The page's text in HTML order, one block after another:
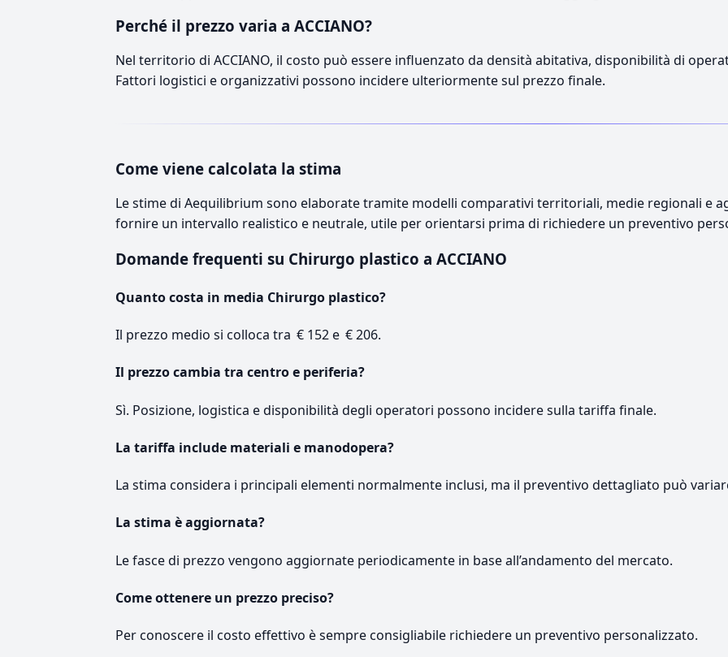
Perché il prezzo varia a ACCIANO?
Nel territorio di ACCIANO, il costo può essere influenzato da densità abitativa, disponibilità di
Fattori logistici e organizzativi possono incidere ulteriormente sul prezzo finale.
Come viene calcolata la stima
Le stime di Aequilibrium sono elaborate tramite modelli comparativi territoriali, medie regionali e
fornire un intervallo realistico e neutrale, utile per orientarsi prima di richiedere un preventivo
Domande frequenti su Chirurgo plastico a ACCIANO
Quanto costa in media Chirurgo plastico?
Il prezzo medio si colloca tra € 152 e € 206.
Il prezzo cambia tra centro e periferia?
Sì. Posizione, logistica e disponibilità degli operatori possono incidere sulla tariffa finale.
La tariffa include materiali e manodopera?
La stima considera i principali elementi normalmente inclusi, ma il preventivo dettagliato può
La stima è aggiornata?
Le fasce di prezzo vengono aggiornate periodicamente in base all’andamento del mercato.
Come ottenere un prezzo preciso?
Per conoscere il costo effettivo è sempre consigliabile richiedere un preventivo personalizzato.